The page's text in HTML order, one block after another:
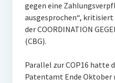
gegen eine
ausgesprochen“,
der COORDINATION
(CBG).
Parallel zur COP16 hatte
Patentamt Ende Oktober